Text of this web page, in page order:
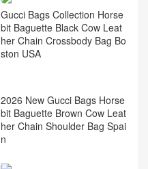
Gucci Bags Collection Horse
bit Baguette Black Cow Leat
her Chain Crossbody Bag Bo
ston USA
2026 New Gucci Bags Horse
bit Baguette Brown Cow Leat
her Chain Shoulder Bag Spai
n